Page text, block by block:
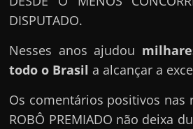
DISPUTADO.
Nesses anos ajudou
todo o Brasil a alcançar a
Os comentários positivos nas
ROBÔ PREMIADO não deixa